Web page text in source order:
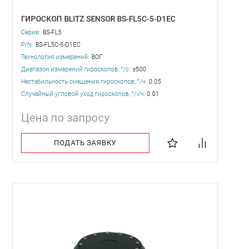
ГИРОСКОП BLITZ SENSOR BS-FL5C-5-D1EC
Серия: BS-FL5
P/N: BS-FL5C-5-D1EC
Технология измерений: ВОГ
Диапазон измерений гироскопов, °/с: ±500
Нестабильность смещения гироскопов, °/ч: 0.05
Случайный угловой уход гироскопов, °/√ч: 0.01
Цена по запросу
ПОДАТЬ ЗАЯВКУ